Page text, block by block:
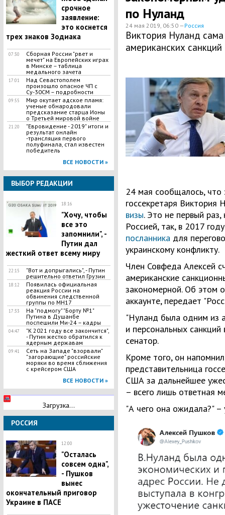
срочное
заявление:
это коснется
трех знаков Зодиака
07:30
Сборная России "рвет и
мечет" на Европейских играх
в Минске – таблица
медального зачета
17:01
Над Севастополем
произошло опасное ЧП с
Су-30СМ – подробности
09:55
Мир окутает адское пламя:
ученые обнародовали
предсказание старца Ионы
о Третьей мировой войне
21:20
"Евровидение - 2019" итоги и
результат онлайн
-трансляция первого
полуфинала, стал известен
победитель
ВСЕ НОВОСТИ »
ВЫБОР РЕДАКЦИИ
18:16
​"Хочу, чтобы
все это
запомнили", -
Путин дал
жесткий ответ всему миру
22:15
"Вот и допрыгались", - Путин
решительно ответил Грузии
18:12
Появилась официальная
реакция России на
обвинения следственной
группы по МН17
17:33
На "подмогу" "Борту №1"
Путина в Душанбе
поспешили Ми-24 – кадры
04:47
"К 2021 году все закончится",
- Путин жестко обратился к
ядерным державам
09:41
Сеть на Западе "взорвали"
"загорающие" российские
моряки во время сближения
с крейсером США
ВСЕ НОВОСТИ »
Загрузка...
РОССИЯ
12:00
"Осталась
совсем одна",
- Пушков
вынес
окончательный приговор
Украине в ПАСЕ
по Нуланд
24 мая 2019, 06:50 —Россия
Виктория Нуланд
американских
24 мая сообщалось, что
госсекретаря Виктория
визы. Это не первый
Россией, так, в 2017
посланникадля
украинскому конфликту.
Член Совфеда Алексей
американские
закономерной. Об этом
аккаунте, передает
"Нуланд была одним из
и персональных
сенатор.
Кроме того, он
представительница
США за дальнейшее
– всего лишь ответная
"А чего она ожидала?" –